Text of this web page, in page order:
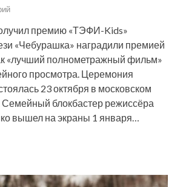
премию «ТЭФИ-Kids»
«Чебурашка» наградили премией
«лучший полнометражный фильм»
просмотра. Церемония
23 октября в московском
Семейный блокбастер режиссёра
вышел на экраны 1 января…